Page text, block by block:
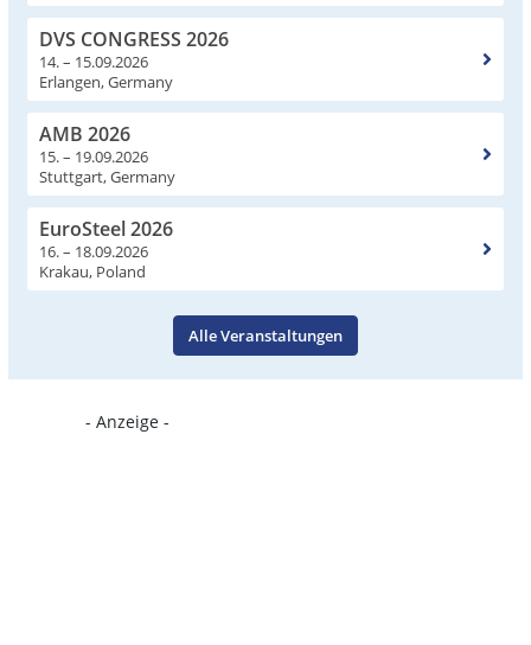
DVS CONGRESS 2026
14. – 15.09.2026
Erlangen, Germany
AMB 2026
15. – 19.09.2026
Stuttgart, Germany
EuroSteel 2026
16. – 18.09.2026
Krakau, Poland
Alle Veranstaltungen
- Anzeige -